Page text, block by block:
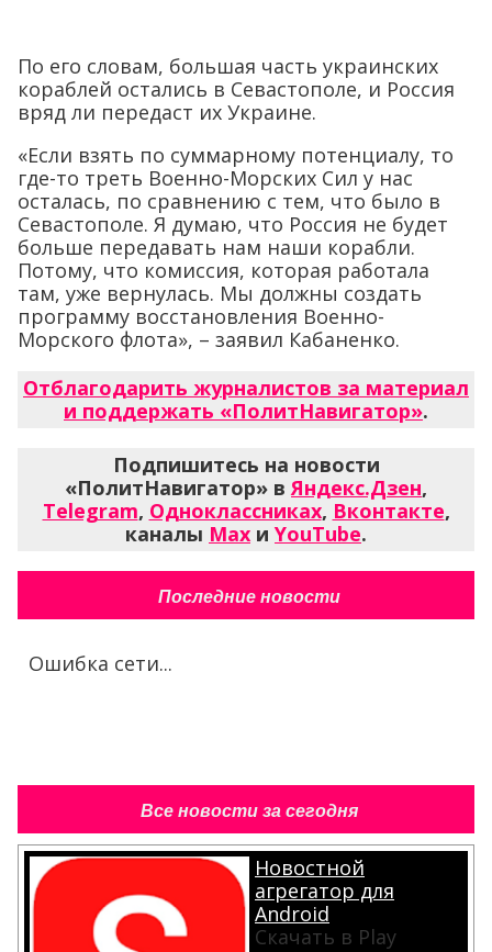
По его словам, большая часть украинских
кораблей остались в Севастополе, и Россия
вряд ли передаст их Украине.
«Если взять по суммарному потенциалу, то
где-то треть Военно-Морских Сил у нас
осталась, по сравнению с тем, что было в
Севастополе. Я думаю, что Россия не будет
больше передавать нам наши корабли.
Потому, что комиссия, которая работала
там, уже вернулась. Мы должны создать
программу восстановления Военно-
Морского флота», – заявил Кабаненко.
Отблагодарить журналистов за материал
и поддержать «ПолитНавигатор».
Подпишитесь на новости
«ПолитНавигатор» вЯндекс.Дзен,
Telegram, Одноклассниках, Вконтакте,
каналы Max и YouTube.
Последние новости
Ошибка сети...
Все новости за сегодня
Новостной
агрегатор для
Android
Скачать в Play